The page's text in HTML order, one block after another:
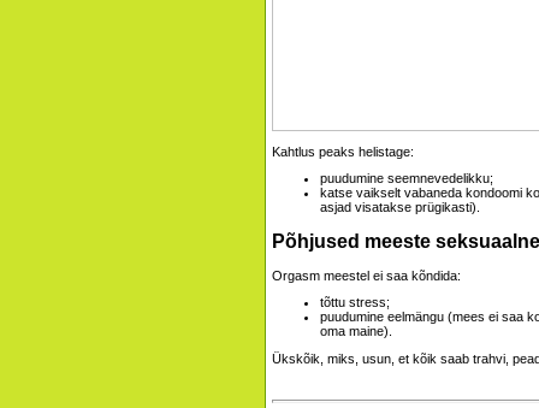
Kahtlus peaks helistage:
puudumine seemnevedelikku;
katse vaikselt vabaneda kondoomi
asjad visatakse prügikasti).
Põhjused meeste
Orgasm meestel ei saa kõndida:
tõttu stress;
puudumine eelmängu (mees ei saa
oma maine).
Ükskõik, miks, usun, et kõik saab trahvi,